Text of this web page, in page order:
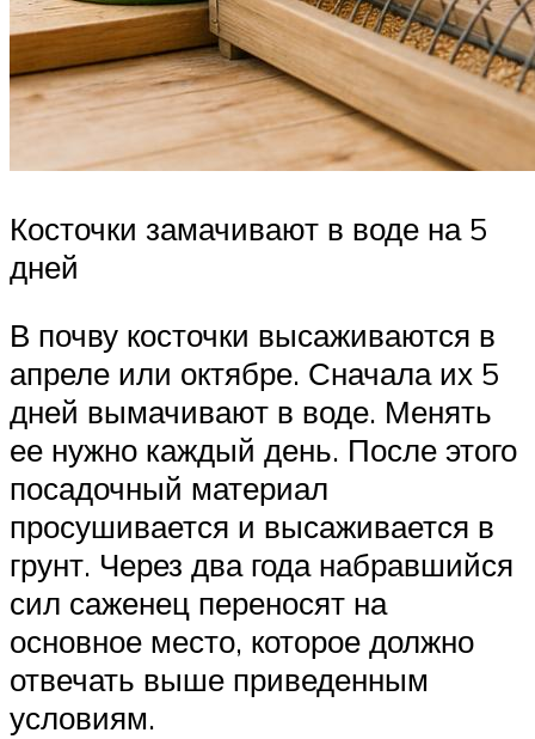
Косточки замачивают в воде на 5
дней
В почву косточки высаживаются в
апреле или октябре. Сначала их 5
дней вымачивают в воде. Менять
ее нужно каждый день. После этого
посадочный материал
просушивается и высаживается в
грунт. Через два года набравшийся
сил саженец переносят на
основное место, которое должно
отвечать выше приведенным
условиям.